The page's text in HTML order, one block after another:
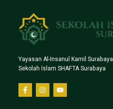
Yayasan Al-Insanul Kamil Surabaya
Sekolah Islam SHAFTA Surabaya